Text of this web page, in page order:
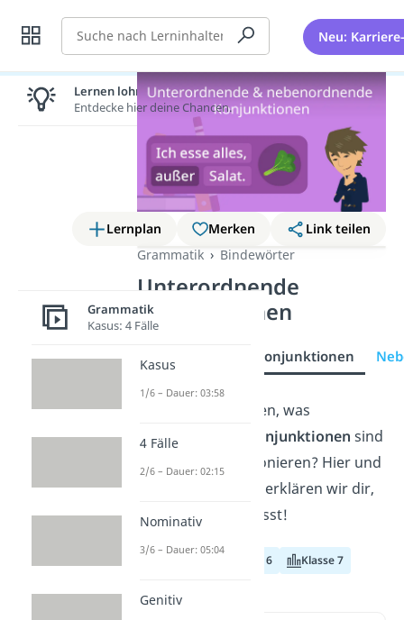
Suche Neu:
Lernplan Merken
Link teilen
Grammatik
Bindewörter
Unterordnende
Konjunktionen
Unterordnende Konjunktionen
Du möchtest wissen, was
unterordnende Konjunktionen sind
und wie sie funktionieren? Hier und
erklären wir dir,
was du wissen musst!
Klasse 6 Klasse 7
Lernen lohnt sich!
Entdecke hier deine Chancen.
Grammatik
Kasus: 4 Fälle
Kasus
1/6 – Dauer: 03:58
4 Fälle
2/6 – Dauer: 02:15
Nominativ
3/6 – Dauer: 05:04
Genitiv